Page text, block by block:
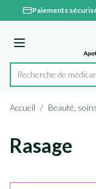
Aller au contenu
1 de 1
Paiements
Menu
Rechercher
Recherche de
Accueil / Beauté,
Rasage